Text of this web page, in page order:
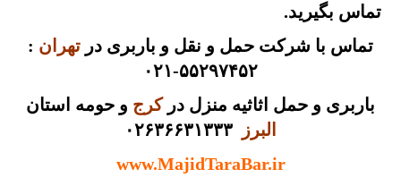
تماس بگیرید.
تماس با شرکت حمل و نقل و باربری در تهران :
۵۵۲۹۷۴۵۲-۰۲۱
باربری و حمل اثاثیه منزل درکرج و حومه استان
البرز
۰۲۶۳۶۶۳۱۳۳۳
www.MajidTaraBar.ir